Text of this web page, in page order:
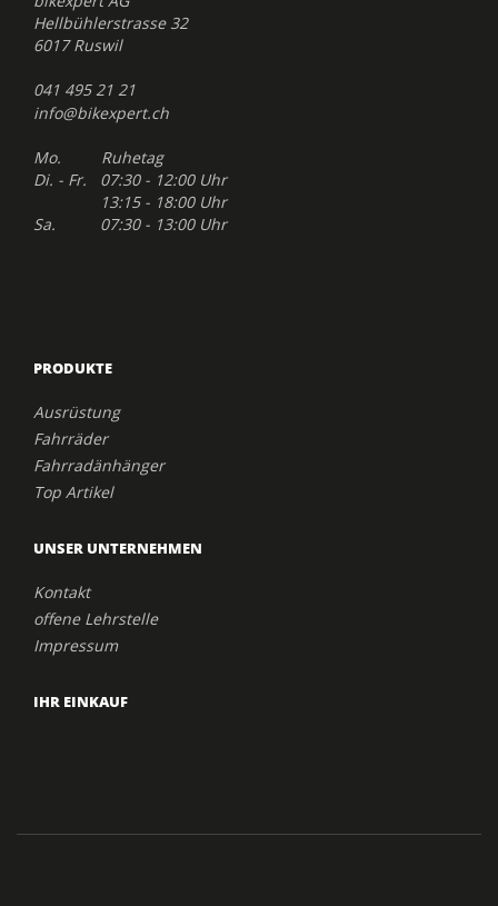
Hellbühlerstrasse 32
6017 Ruswil
041 495 21 21
info@bikexpert.ch
Mo. Ruhetag
Di. - Fr. 07:30 - 12:00 Uhr
13:15 - 18:00 Uhr
Sa. 07:30 - 13:00 Uhr
PRODUKTE
Ausrüstung
Fahrräder
Fahrradänhänger
Top Artikel
UNSER UNTERNEHMEN
Kontakt
offene Lehrstelle
Impressum
IHR EINKAUF